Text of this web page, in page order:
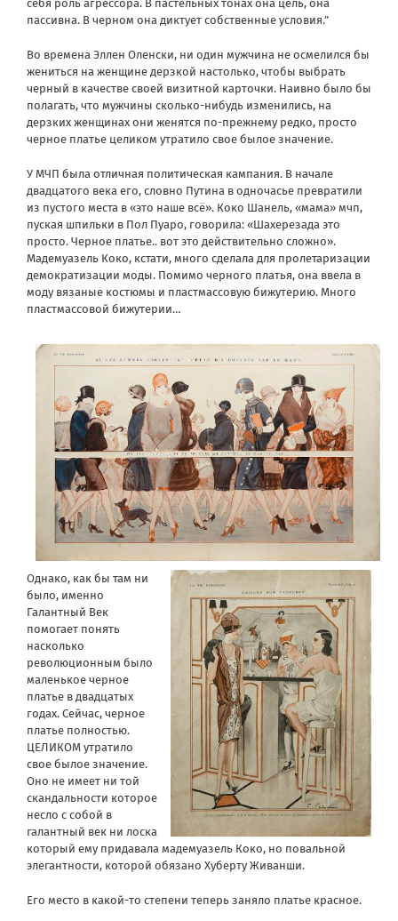
себя роль агрессора. В пастельных тонах она цель, она
пассивна. В черном она диктует собственные условия.”
Во времена Эллен Оленски, ни один мужчина не осмелился бы
жениться на женщине дерзкой настолько, чтобы выбрать
черный в качестве своей визитной карточки. Наивно было бы
полагать, что мужчины сколько-нибудь изменились, на
дерзких женщинах они женятся по-прежнему редко, просто
черное платье целиком утратило свое былое значение.
У МЧП была отличная политическая кампания. В начале
двадцатого века его, словно Путина в одночасье превратили
из пустого места в «это наше всё». Коко Шанель, «мама» мчп,
пуская шпильки в Пол Пуаро, говорила: «Шахерезада это
просто. Черное платье.. вот это действительно сложно».
Мадемуазель Коко, кстати, много сделала для пролетаризации
демократизации моды. Помимо черного платья, она ввела в
моду вязаные костюмы и пластмассовую бижутерию. Много
пластмассовой бижутерии…
Однако, как бы там ни
было, именно
Галантный Век
помогает понять
насколько
революционным было
маленькое черное
платье в двадцатых
годах. Сейчас, черное
платье полностью.
ЦЕЛИКОМ утратило
свое былое значение.
Оно не имеет ни той
скандальности которое
несло с собой в
галантный век ни лоска
который ему придавала мадемуазель Коко, но повальной
элегантности, которой обязано Хуберту Живанши.
Его место в какой-то степени теперь заняло платье красное.